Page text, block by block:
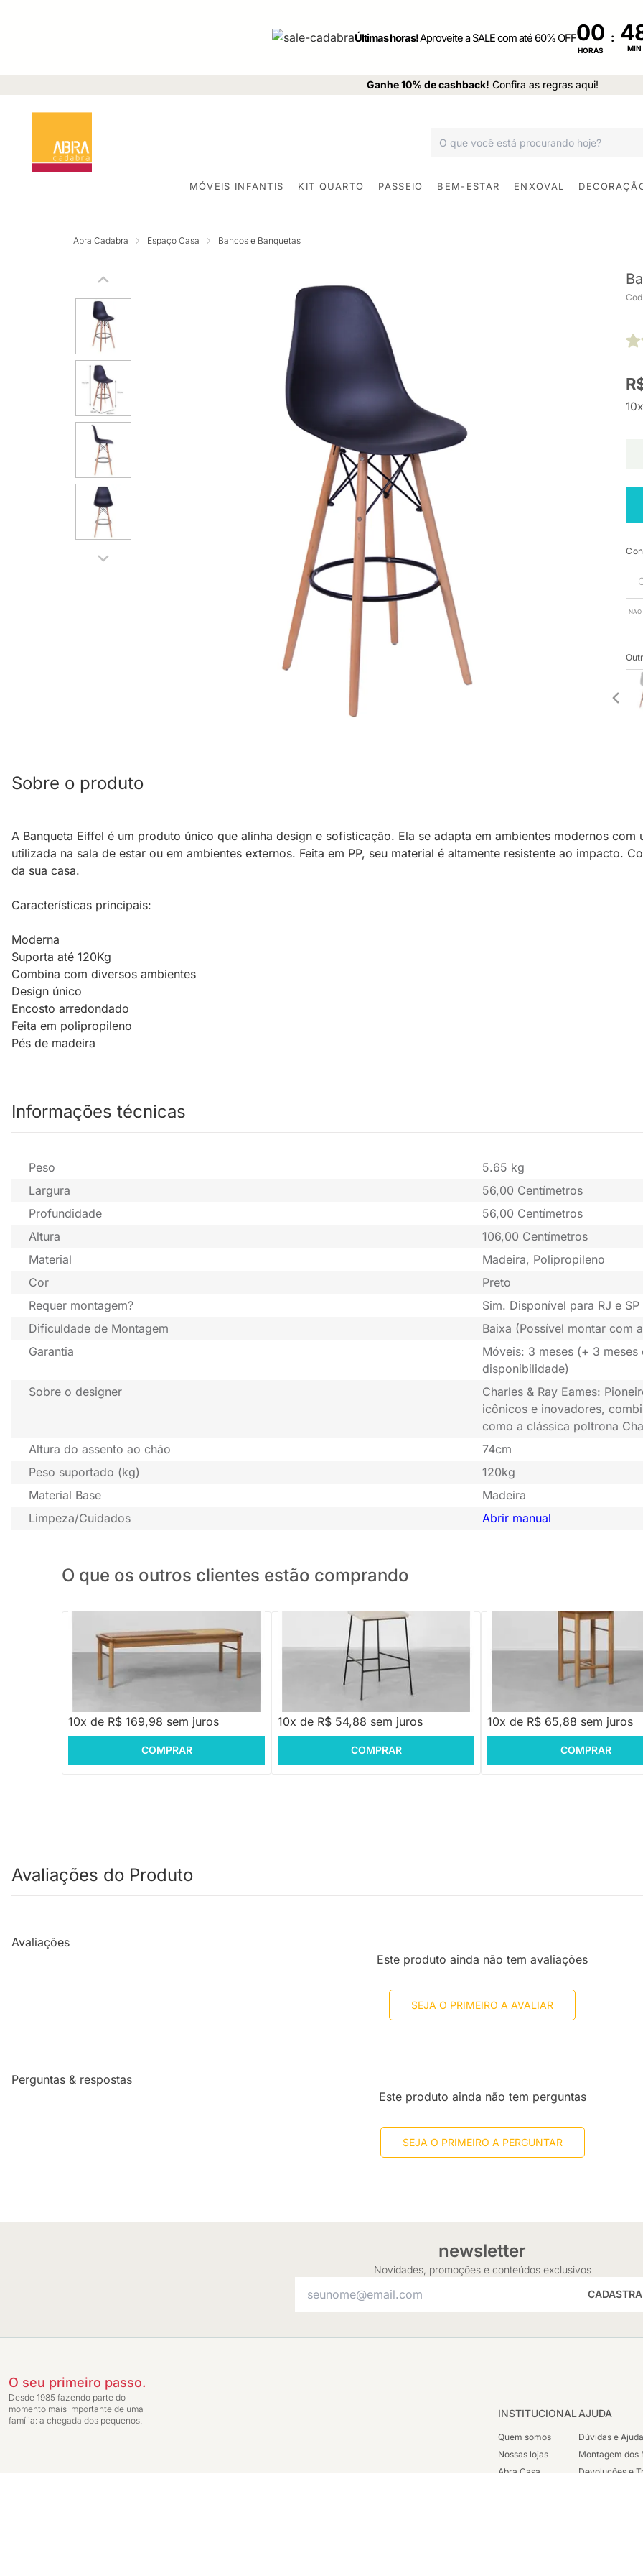
Últimas horas!Aproveite a SALE com até 60% OFF00
HORAS
:
MIN
Ganhe 10% de cashback! Confira as regras aqui!
MÓVEIS INFANTIS KIT QUARTO PASSEIO BEM-ESTAR ENXOVAL
Abra Cadabra Espaço Casa Bancos e Banquetas
NÃO
Sobre o produto
A Banqueta Eiffel é um produto único que alinha design e sofisticação. Ela se adapta em ambientes modernos
utilizada na sala de estar ou em ambientes externos. Feita em PP, seu material é altamente resistente ao impacto.
da sua casa.
Características principais:
Moderna
Suporta até 120Kg
Combina com diversos ambientes
Design único
Encosto arredondado
Feita em polipropileno
Pés de madeira
Informações técnicas
Peso
5.65 kg
Largura
56,00 Centímetros
Profundidade
56,00 Centímetros
Altura
106,00 Centímetros
Material
Madeira, Polipropileno
Cor
Preto
Requer montagem?
Sim. Disponível para RJ e
Dificuldade de Montagem
Baixa (Possível montar com
Garantia
Móveis: 3 meses (+ 3
disponibilidade)
Sobre o designer
Charles & Ray Eames:
icônicos e inovadores,
como a clássica poltrona
Altura do assento ao chão
74cm
Peso suportado (kg)
120kg
Material Base
Madeira
Limpeza/Cuidados
Abrir manual
O que os outros clientes estão comprando
PRONTA ENTREGA
Banco Frame 3 Lugares PU Palha Natural
Caramelo e Canela - 1,44m
10x de R$ 169,98 sem juros
COMPRAR
PRONTA ENTREGA
Banqueta Média Lunes Palha - Cru
10x de R$ 54,88 sem juros
COMPRAR
PRONTA ENTREGA
Banqueta Frame Média Palha -
10x de R$ 65,88 sem juros
COMPRAR
Avaliações do Produto
Avaliações
Este produto ainda não tem avaliações
SEJA O PRIMEIRO A AVALIAR
Perguntas & respostas
Este produto ainda não tem perguntas
SEJA O PRIMEIRO A PERGUNTAR
newsletter
Novidades, promoções e conteúdos exclusivos
O seu primeiro passo.
Desde 1985 fazendo parte do
momento mais importante de uma
família: a chegada dos pequenos.
INSTITUCIONAL
Quem somos
Nossas lojas
Abra Casa
AJUDA
Dúvidas e
Montagem dos
Devoluções e